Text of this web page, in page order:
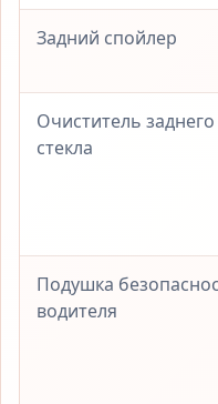
Задний спойлер
Очиститель заднего
стекла
Подушка
водителя